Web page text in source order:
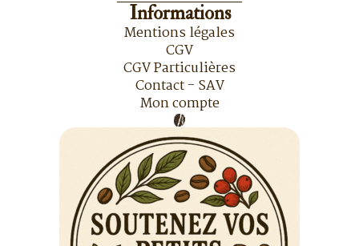
Informations
Mentions légales
CGV
CGV Particulières
Contact - SAV
Mon compte